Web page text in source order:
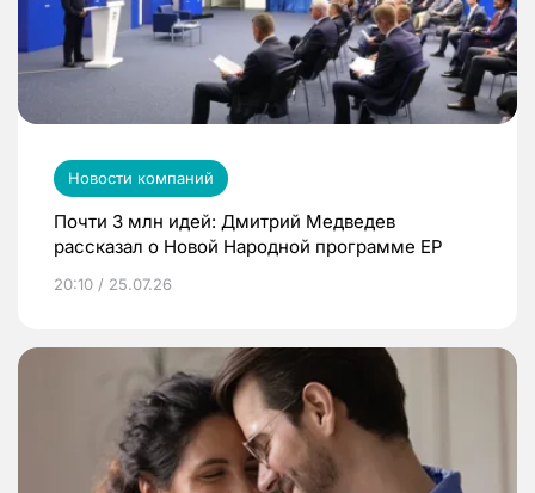
Новости компаний
Почти 3 млн идей: Дмитрий Медведев
рассказал о Новой Народной программе ЕР
20:10 / 25.07.26